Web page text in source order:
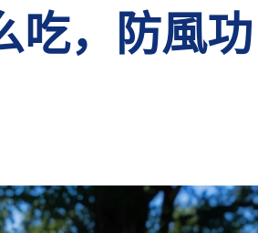
吃，防風功